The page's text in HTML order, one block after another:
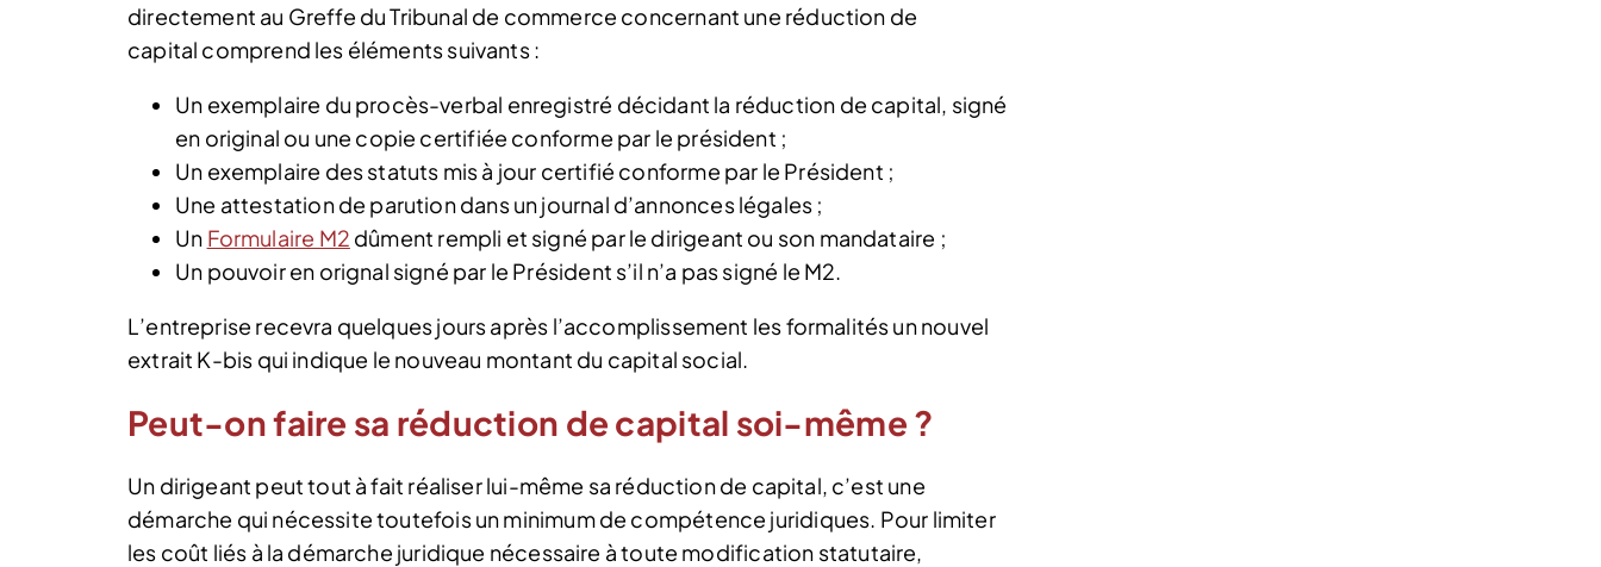
directement au Greffe du Tribunal de commerce concernant une réduction de
capital comprend les éléments suivants :
Un exemplaire du procès-verbal enregistré décidant la réduction de capital, signé
en original ou une copie certifiée conforme par le président ;
Un exemplaire des statuts mis à jour certifié conforme par le Président ;
Une attestation de parution dans un journal d’annonces légales ;
Un Formulaire M2 dûment rempli et signé par le dirigeant ou son mandataire ;
Un pouvoir en orignal signé par le Président s’il n’a pas signé le M2.
L’entreprise recevra quelques jours après l’accomplissement les formalités un nouvel
extrait K-bis qui indique le nouveau montant du capital social.
Peut-on faire sa réduction de capital soi-même ?
Un dirigeant peut tout à fait réaliser lui-même sa réduction de capital, c’est une
démarche qui nécessite toutefois un minimum de compétence juridiques. Pour limiter
les coût liés à la démarche juridique nécessaire à toute modification statutaire,